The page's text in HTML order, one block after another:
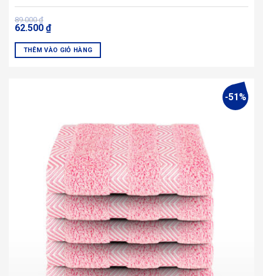
89.000₫
Giá
gốc
89.000 ₫.
62.500 ₫
Giá
hiện
62.500 ₫.
THÊM VÀO GIỎ HÀNG
-51%